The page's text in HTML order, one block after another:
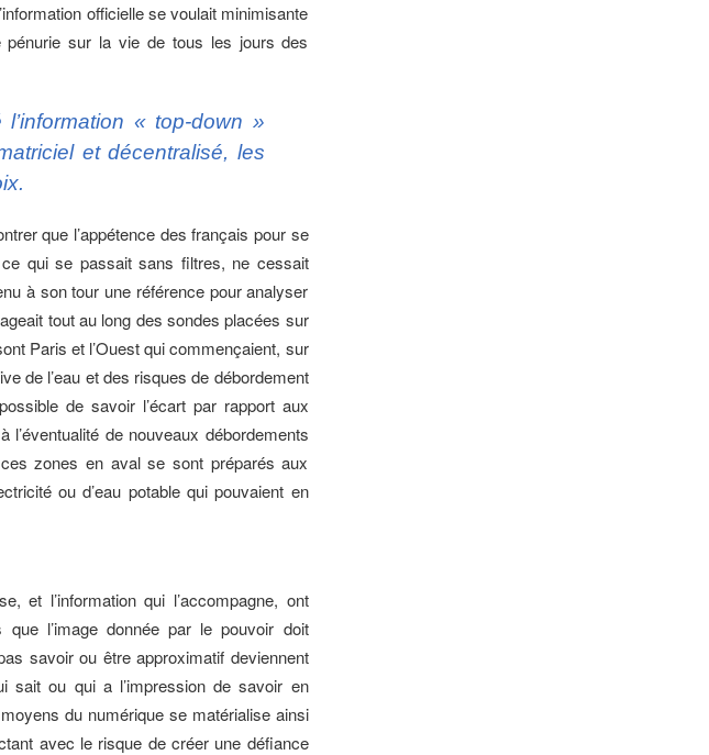
officielle se voulait minimisante
sur la vie de tous les jours des
« top-down »
et décentralisé, les
que l’appétence des français pour se
ce qui se passait sans filtres, ne cessait
à son tour une référence pour analyser
tout au long des sondes placées sur
Paris et l’Ouest qui commençaient, sur
de l’eau et des risques de débordement
de savoir l’écart par rapport aux
de nouveaux débordements
zones en aval se sont préparés aux
ou d’eau potable qui pouvaient en
et l’information qui l’accompagne, ont
l’image donnée par le pouvoir doit
savoir ou être approximatif deviennent
sait ou qui a l’impression de savoir en
du numérique se matérialise ainsi
avec le risque de créer une défiance